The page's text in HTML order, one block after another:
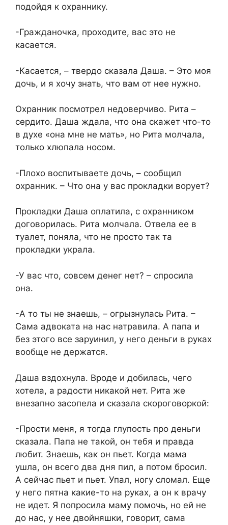
подойдя к охраннику.
-Гражданочка, проходите, вас это не
касается.
-Касается, – твердо сказала Даша. – Это моя
дочь, и я хочу знать, что вам от нее нужно.
Охранник посмотрел недоверчиво. Рита –
сердито. Даша ждала, что она скажет что-то
в духе «она мне не мать», но Рита молчала,
только хлюпала носом.
-Плохо воспитываете дочь, – сообщил
охранник. – Что она у вас прокладки ворует?
Прокладки Даша оплатила, с охранником
договорилась. Рита молчала. Отвела ее в
туалет, поняла, что не просто так та
прокладки украла.
-У вас что, совсем денег нет? – спросила
она.
-А то ты не знаешь, – огрызнулась Рита. –
Сама адвоката на нас натравила. А папа и
без этого все заруинил, у него деньги в руках
вообще не держатся.
Даша вздохнула. Вроде и добилась, чего
хотела, а радости никакой нет. Рита же
внезапно засопела и сказала скороговоркой:
-Прости меня, я тогда глупость про деньги
сказала. Папа не такой, он тебя и правда
любит. Знаешь, как он пьет. Когда мама
ушла, он всего два дня пил, а потом бросил.
А сейчас пьет и пьет. Упал, ногу сломал. Еще
у него пятна какие-то на руках, а он к врачу
не идет. Я попросила маму помочь, но ей не
до нас, у нее двойняшки, говорит, сама